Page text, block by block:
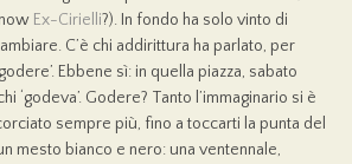
Ex-Cirielli?). In fondo ha solo vinto di
C’è chi addirittura ha parlato, per
Ebbene sì: in quella piazza, sabato
‘godeva’. Godere? Tanto l’immaginario si è
sempre più, fino a toccarti la punta del
mesto bianco e nero: una ventennale,